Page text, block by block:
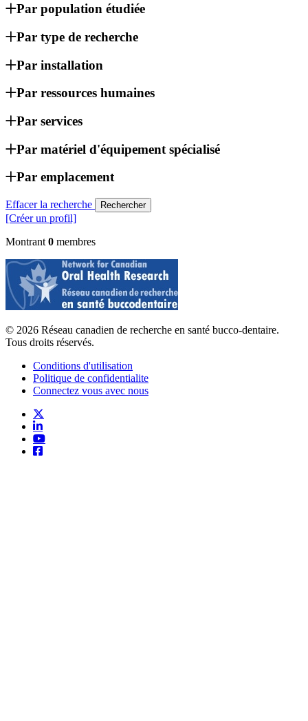
Par population étudiée
Par type de recherche
Par installation
Par ressources humaines
Par services
Par matériel d'équipement spécialisé
Par emplacement
Effacer la recherche
[Créer un profil]
Montrant 0 membres
© 2026 Réseau canadien de recherche en santé bucco-dentaire.
Tous droits réservés.
Conditions d'utilisation
Politique de confidentialite
Connectez vous avec nous